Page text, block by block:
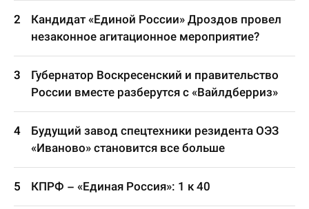
Кандидат «Единой России» Дроздов провел
незаконное агитационное мероприятие?
Губернатор Воскресенский и правительство
России вместе разберутся с «Вайлдберриз»
Будущий завод спецтехники резидента ОЭЗ
«Иваново» становится все больше
КПРФ – «Единая Россия»: 1 к 40